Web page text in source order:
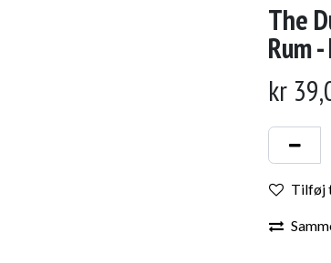
The
Rum
kr
Tilføj